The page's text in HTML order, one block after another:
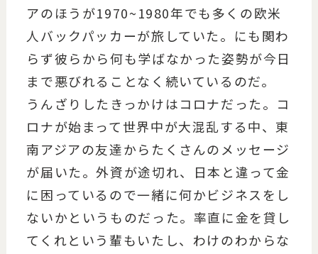
アのほうが1970~1980年でも多くの欧米
人バックパッカーが旅していた。にも関わ
らず彼らから何も学ばなかった姿勢が今日
まで悪びれることなく続いているのだ。
うんざりしたきっかけはコロナだった。コ
ロナが始まって世界中が大混乱する中、東
南アジアの友達からたくさんのメッセージ
が届いた。外資が途切れ、日本と違って金
に困っているので一緒に何かビジネスをし
ないかというものだった。率直に金を貸し
てくれという輩もいたし、わけのわからな